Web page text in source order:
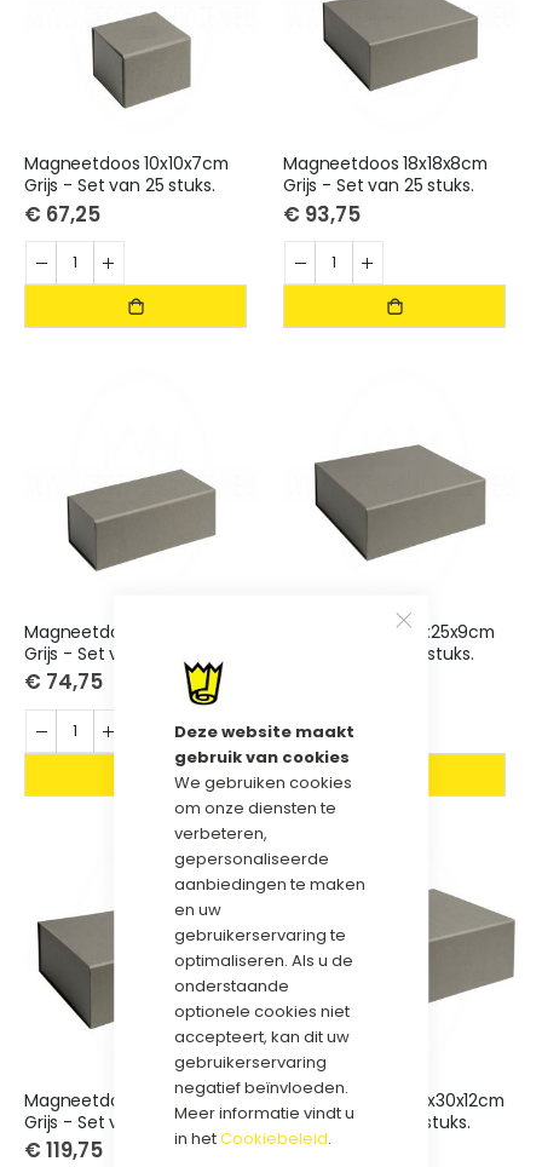
Deze website maakt
gebruik van cookies
We gebruiken cookies
om onze diensten te
verbeteren,
gepersonaliseerde
aanbiedingen te maken
en uw
gebruikerservaring te
optimaliseren. Als u de
onderstaande
optionele cookies niet
accepteert, kan dit uw
gebruikerservaring
negatief beïnvloeden.
Meer informatie vindt u
in hetCookiebeleid.
Magneetdoos 10x10x7cm
Grijs - Set van 25 stuks.
€ 67,25
Magneetdoos 18x18x8cm
Grijs - Set van 25 stuks.
€ 93,75
Magneetdoos 19x9x7cm
Grijs - Set van 25 stuks.
€ 74,75
Magneetdoos 25x25x9cm
Grijs - Set van 25 stuks.
Magneetdoos 38x28x12cm
Grijs - Set van 25 stuks.
€ 119,75
Magneetdoos 44x30x12cm
Grijs - Set van 10 stuks.
€ 79,90